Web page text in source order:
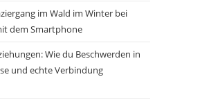
im Wald im Winter bei
dem Smartphone
Wie du Beschwerden in
und echte Verbindung